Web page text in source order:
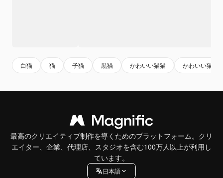
白猫 猫 子猫 黒猫 かわいい猫猫 かわいい猫
最高のクリエイティブ制作を導くためのプラットフォーム。クリ
エイター、企業、代理店、スタジオを含む100万人以上が利用し
ています。
日本語